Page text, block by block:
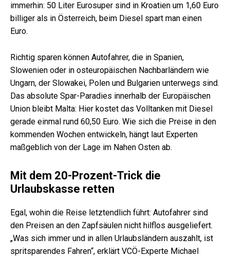
immerhin: 50 Liter Eurosuper sind in Kroatien um 1,60 Euro
billiger als in Österreich, beim Diesel spart man einen
Euro.
Richtig sparen können Autofahrer, die in Spanien,
Slowenien oder in osteuropäischen Nachbarländern wie
Ungarn, der Slowakei, Polen und Bulgarien unterwegs sind.
Das absolute Spar-Paradies innerhalb der Europäischen
Union bleibt Malta: Hier kostet das Volltanken mit Diesel
gerade einmal rund 60,50 Euro. Wie sich die Preise in den
kommenden Wochen entwickeln, hängt laut Experten
maßgeblich von der Lage im Nahen Osten ab.
Mit dem 20-Prozent-Trick die
Urlaubskasse retten
Egal, wohin die Reise letztendlich führt: Autofahrer sind
den Preisen an den Zapfsäulen nicht hilflos ausgeliefert.
„Was sich immer und in allen Urlaubsländern auszahlt, ist
spritsparendes Fahren“, erklärt VCÖ-Experte Michael